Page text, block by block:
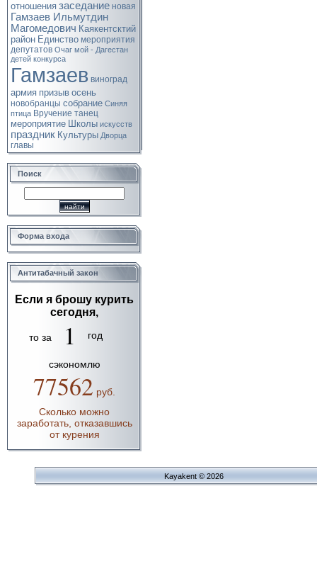
отношения заседание новая
Гамзаев Ильмутдин
Магомедович Каякентсктий
район Единство мероприятия
депутатов Очаг мой - Дагестан
детей конкурса
Гамзаев виноград
армия призыв осень
новобранцы собрание Синяя
птица Вручение танец
мероприятие Школы искусств
праздник Культуры Дворца
главы
Поиск
Форма входа
Антитабачный закон
Если я брошу курить
сегодня,
то за 1 год
сэкономлю
77562 руб.
Сколько можно
заработать, отказавшись
от курения
Kayakent © 2026